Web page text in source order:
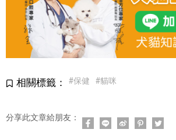
相關標籤： #保健 #貓咪
分享此文章給朋友：